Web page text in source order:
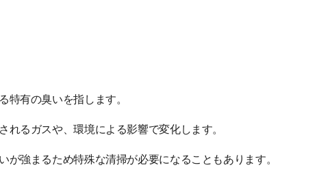
特有の臭いを指します。
るガスや、環境による影響で変化します。
が強まるため特殊な清掃が必要になることもあります。